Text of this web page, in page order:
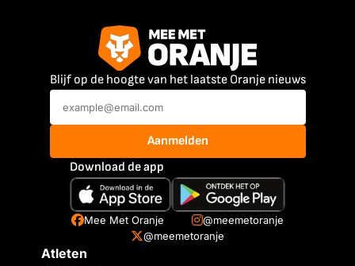
Blijf op de hoogte van het laatste Oranje nieuws
Aanmelden
Download de app
Mee Met Oranje
@meemetoranje
@meemetoranje
Atleten